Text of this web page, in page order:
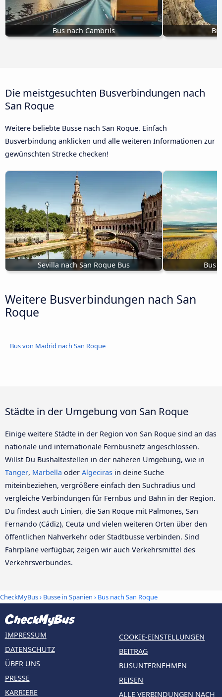
Bus nach Cambrils
Die meistgesuchten Busverbindungen nach
San Roque
Weitere beliebte Busse nach San Roque. Einfach
Busverbindung anklicken und alle weiteren Informationen zur
gewünschten Strecke checken!
Sevilla nach San Roque Bus Bus
Weitere Busverbindungen nach San
Roque
Bus von Madrid nach San Roque
Städte in der Umgebung von San Roque
Einige weitere Städte in der Region von San Roque sind an das
nationale und internationale Fernbusnetz angeschlossen.
Willst Du Bushaltestellen in der näheren Umgebung, wie in
Tanger, Marbella oder Algeciras in deine Suche
miteinbeziehen, vergrößere einfach den Suchradius und
vergleiche Verbindungen für Fernbus und Bahn in der Region.
Du findest auch Linien, die San Roque mit Palmones, San
Fernando (Cádiz), Ceuta und vielen weiteren Orten über den
öffentlichen Nahverkehr oder Stadtbusse verbinden. Sind
Fahrpläne verfügbar, zeigen wir auch Verkehrsmittel des
Verkehrsverbundes.
CheckMyBus› Busse in Spanien › Bus nach San Roque
IMPRESSUM
DATENSCHUTZ
ÜBER UNS
PRESSE
KARRIERE
COOKIE-EINSTELLUNGEN
BEITRAG
BUSUNTERNEHMEN
REISEN
ALLE VERBINDUNGEN NACH